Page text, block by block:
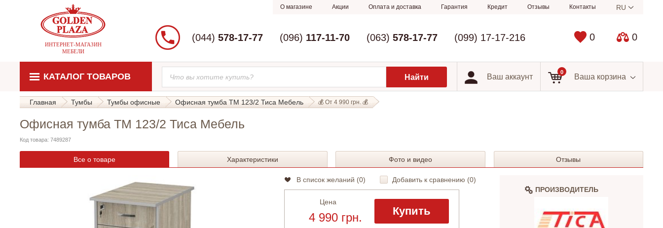
ИНТЕРНЕТ-МАГАЗИН
МЕБЕЛИ
О магазине Акции Оплата и доставка Гарантия Кредит Отзывы Контакты RU
0 0
(044) 578-17-77 (096) 117-11-70 (063) 578-17-77 (099) 17-17-216
КАТАЛОГ ТОВАРОВ Ваш аккаунт
0
Ваша корзина
Главная Тумбы Тумбы офисные Офисная тумба ТМ 123/2 Тиса Мебель 💰 От 4 990 грн. 💰
Офисная тумба ТМ 123/2 Тиса Мебель
Код товара: 7489287
Все о товаре Характеристики Фото и видео Отзывы
В список желаний (0) Добавить к сравнению (0)
Цена
4 990 грн. Купить
ПРОИЗВОДИТЕЛЬ